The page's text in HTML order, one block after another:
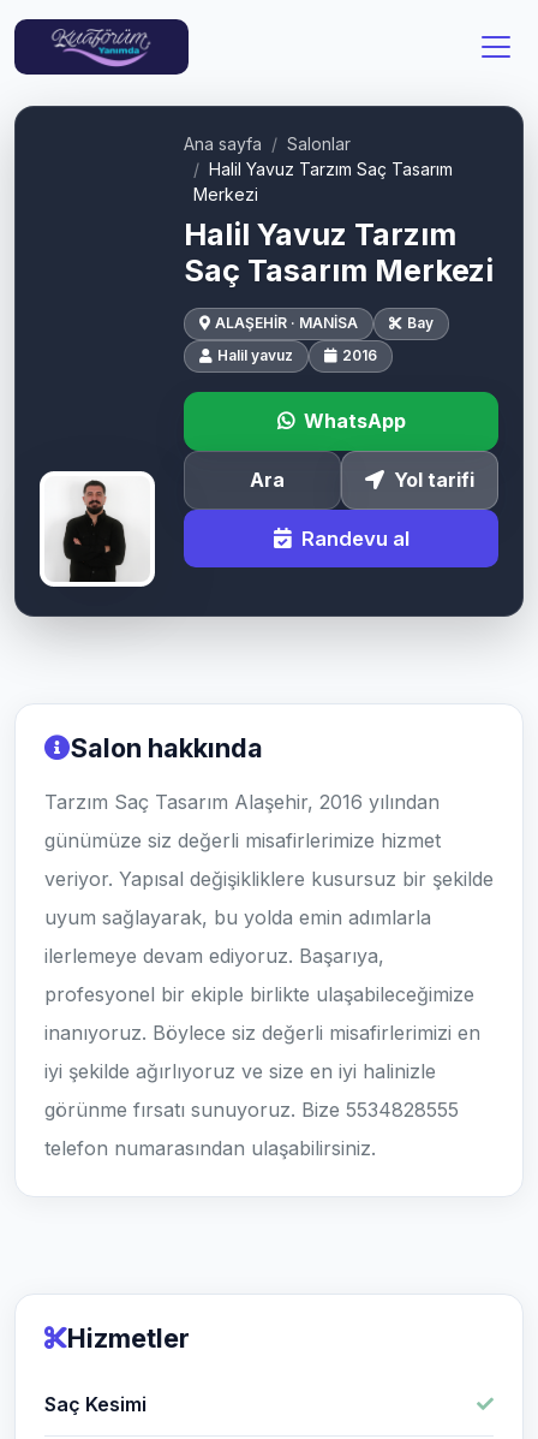
Ana sayfa
Salonlar
Halil Yavuz Tarzım Saç Tasarım
Merkezi
Halil Yavuz Tarzım
Saç Tasarım Merkezi
ALAŞEHİR · MANİSA
Bay
Halil yavuz
2016
WhatsApp
Ara Yol tarifi
Randevu al
Salon hakkında
Tarzım Saç Tasarım Alaşehir, 2016 yılından
günümüze siz değerli misafirlerimize hizmet
veriyor. Yapısal değişikliklere kusursuz bir şekilde
uyum sağlayarak, bu yolda emin adımlarla
ilerlemeye devam ediyoruz. Başarıya,
profesyonel bir ekiple birlikte ulaşabileceğimize
inanıyoruz. Böylece siz değerli misafirlerimizi en
iyi şekilde ağırlıyoruz ve size en iyi halinizle
görünme fırsatı sunuyoruz. Bize 5534828555
telefon numarasından ulaşabilirsiniz.
Hizmetler
Saç Kesimi